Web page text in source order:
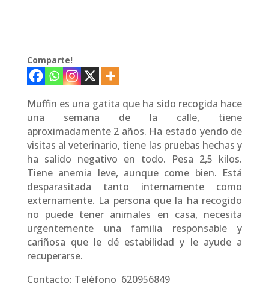
Comparte!
Muffin es una gatita que ha sido recogida hace
una semana de la calle, tiene
aproximadamente 2 años. Ha estado yendo de
visitas al veterinario, tiene las pruebas hechas y
ha salido negativo en todo. Pesa 2,5 kilos.
Tiene anemia leve, aunque come bien. Está
desparasitada tanto internamente como
externamente. La persona que la ha recogido
no puede tener animales en casa, necesita
urgentemente una familia responsable y
cariñosa que le dé estabilidad y le ayude a
recuperarse.
Contacto: Teléfono 620956849